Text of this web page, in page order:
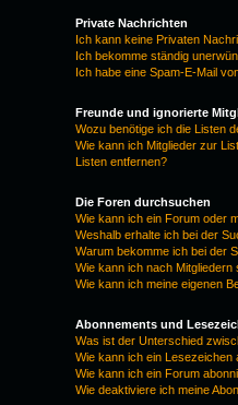
Private Nachrichten
Ich kann keine Privaten
Ich bekomme ständig
Ich habe eine Spam-E-Mail
Freunde und ignorierte
Wozu benötige ich die Listen
Wie kann ich Mitglieder zur
Listen entfernen?
Die Foren durchsuchen
Wie kann ich ein Forum oder
Weshalb erhalte ich bei der
Warum bekomme ich bei der
Wie kann ich nach Mitgliedern
Wie kann ich meine eigenen
Abonnements und
Was ist der Unterschied
Wie kann ich ein
Wie kann ich ein Forum
Wie deaktiviere ich meine